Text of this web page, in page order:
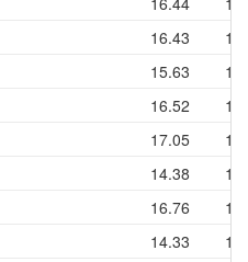
16.43
15.63
16.52
17.05
14.38
16.76
14.33